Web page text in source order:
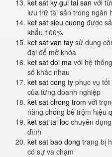
ket sat ky gui tai san với
lưu trữ tài sản trong ngân
ket sat sieu cuong được
khẩu 100%
ket sat van tay sử dụng
đại để mở khóa
ket sat doi ma với hệ
số khác nhau
ket sat cong ty phục vụ
của từng doanh nghiệp
ket sat chong trom với
năng chống bê trộm hiệu
ket sat tai loc chuyên
đình
ket sat bao dong trang bị
có sự va chạm